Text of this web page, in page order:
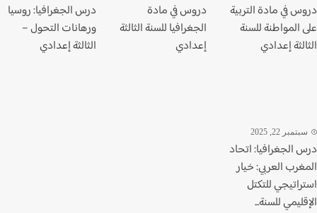
في مادة التربية
للسنة
إعدادي
دروس في مادة
الجغرافيا للسنة الثالثة
إعدادي
درس الجغرافيا: روسيا
ورهانات التحول –
الثالثة إعدادي
22, 2025
الجغرافيا: اتحاد
العربي: خيار
للتكتل
للسنة...